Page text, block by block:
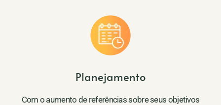
Planejamento
Com o aumento de referências sobre seus objetivos